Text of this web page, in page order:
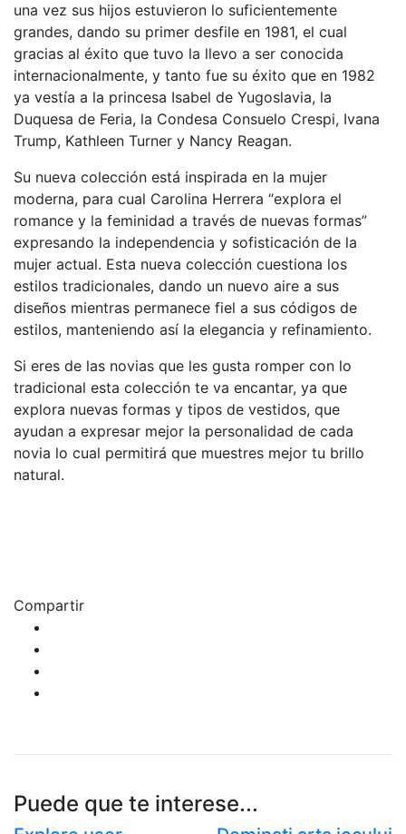
una vez sus hijos estuvieron lo suficientemente
grandes, dando su primer desfile en 1981, el cual
gracias al éxito que tuvo la llevo a ser conocida
internacionalmente, y tanto fue su éxito que en 1982
ya vestía a la princesa Isabel de Yugoslavia, la
Duquesa de Feria, la Condesa Consuelo Crespi, Ivana
Trump, Kathleen Turner y Nancy Reagan.
Su nueva colección está inspirada en la mujer
moderna, para cual Carolina Herrera “explora el
romance y la feminidad a través de nuevas formas”
expresando la independencia y sofisticación de la
mujer actual. Esta nueva colección cuestiona los
estilos tradicionales, dando un nuevo aire a sus
diseños mientras permanece fiel a sus códigos de
estilos, manteniendo así la elegancia y refinamiento.
Si eres de las novias que les gusta romper con lo
tradicional esta colección te va encantar, ya que
explora nuevas formas y tipos de vestidos, que
ayudan a expresar mejor la personalidad de cada
novia lo cual permitirá que muestres mejor tu brillo
natural.
Compartir
Puede que te interese...